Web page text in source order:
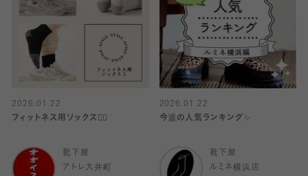
2026.01.22
フィットネス用ソックス🏋️‍♀️
靴下屋
アトレ大井町
2026.01.22
今週の人気ランキング✨
靴下屋
ルミネ横浜店